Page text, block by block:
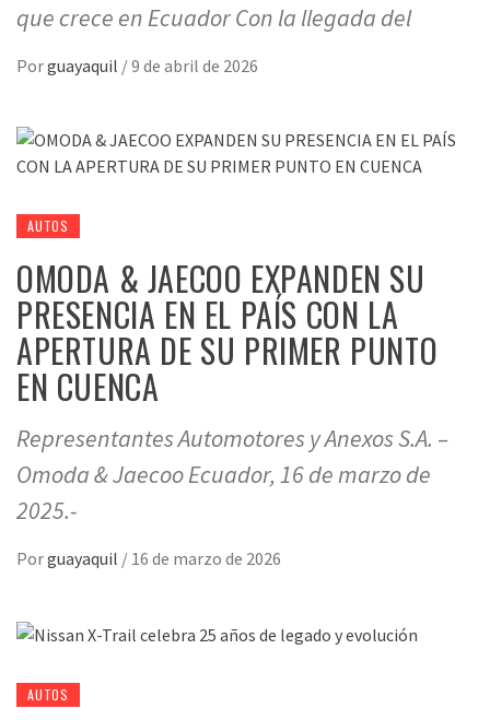
que crece en Ecuador Con la llegada del
Porguayaquil /9 de abril de 2026
AUTOS
OMODA & JAECOO EXPANDEN SU
PRESENCIA EN EL PAÍS CON LA
APERTURA DE SU PRIMER PUNTO
EN CUENCA
Representantes Automotores y Anexos S.A. –
Omoda & Jaecoo Ecuador, 16 de marzo de
2025.-
Porguayaquil / 16 de marzo de 2026
AUTOS